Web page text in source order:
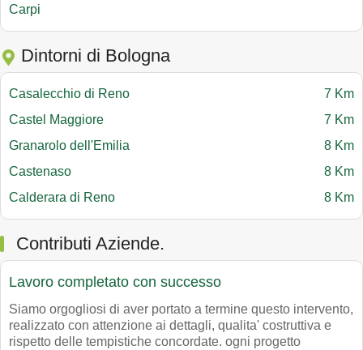
Carpi
Dintorni di Bologna
Casalecchio di Reno
7 Km
Castel Maggiore
7 Km
Granarolo dell'Emilia
8 Km
Castenaso
8 Km
Calderara di Reno
8 Km
Contributi Aziende.
Lavoro completato con successo
Siamo orgogliosi di aver portato a termine questo intervento,
realizzato con attenzione ai dettagli, qualita' costruttiva e
rispetto delle tempistiche concordate. ogni progetto